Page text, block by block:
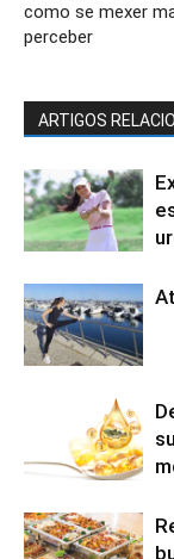
como se mexer
perceber
ARTIGOS